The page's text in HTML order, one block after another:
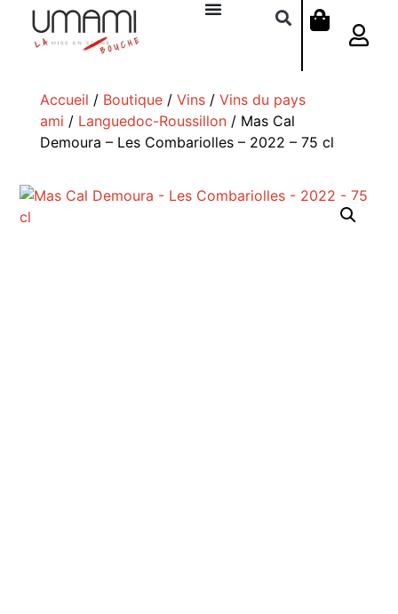
Accueil / Boutique/ Vins/ Vins du pays
ami / Languedoc-Roussillon/ Mas Cal
Demoura – Les Combariolles – 2022 – 75 cl